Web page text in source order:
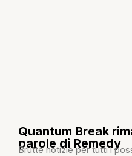
Quantum Break
parole di Remedy
Brutte notizie per tutti i